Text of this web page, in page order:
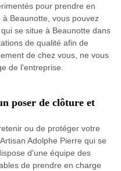
pour prendre en
Beaunotte, vous pouvez
se situe à Beaunotte dans
de qualité afin de
de chez vous, ne vous
de l'entreprise.
poser de clôture et
ou de protéger votre
Adolphe Pierre qui se
d'une équipe des
de prendre en charge